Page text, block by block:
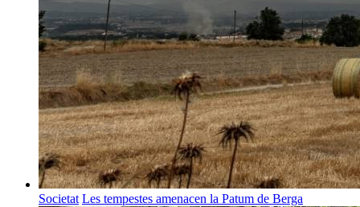
Societat Les tempestes amenacen la Patum de Berga